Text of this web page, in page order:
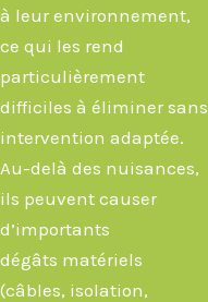
à leur environnement,
ce qui les rend
particulièrement
difficiles à éliminer sans
intervention adaptée.
Au-delà des nuisances,
ils peuvent causer
d’importants
dégâts matériels
(câbles, isolation,